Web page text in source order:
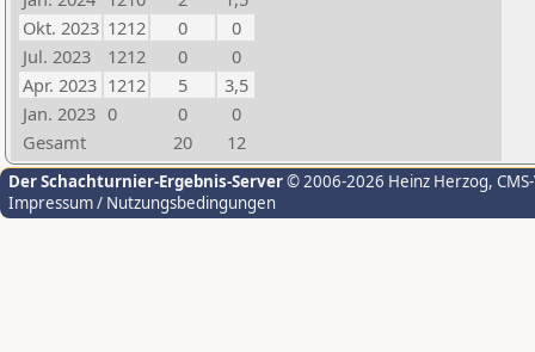
Okt. 2023 1212 0
0
Jul. 2023
1212 0
0
Apr. 2023 1212 5
3,5
Jan. 2023 0 0
0
Gesamt
20 12
Der Schachturnier-Ergebnis-Server© 2006-2026 Heinz Herzog,
Impressum / Nutzungsbedingungen